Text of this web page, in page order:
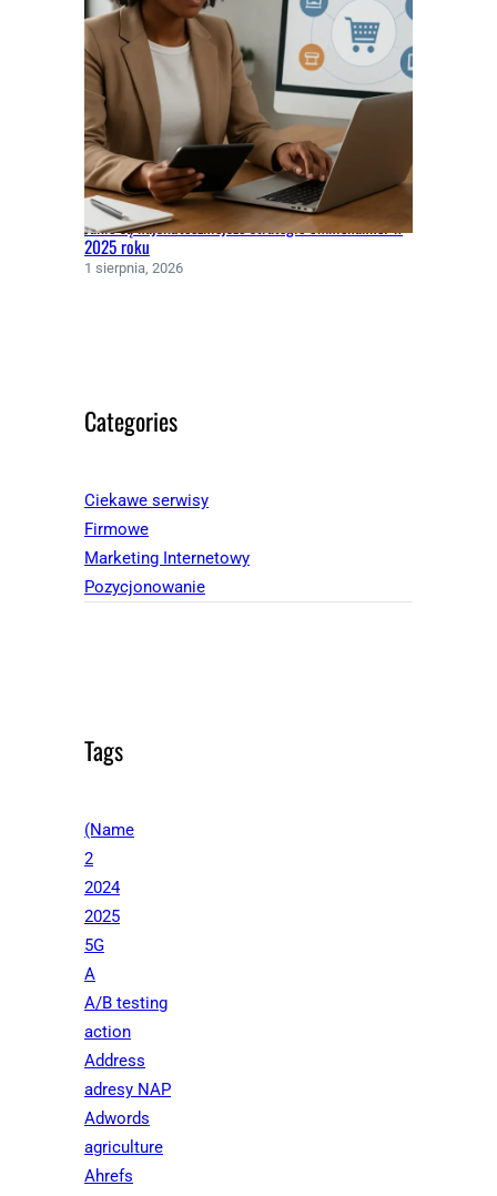
Jakie są najskuteczniejsze strategie omnichannel w
2025 roku
1 sierpnia, 2026
Categories
Ciekawe serwisy
Firmowe
Marketing Internetowy
Pozycjonowanie
Tags
(Name
2
2024
2025
5G
A
A/B testing
action
Address
adresy NAP
Adwords
agriculture
Ahrefs